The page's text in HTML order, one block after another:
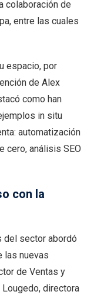
colaboración de
entre las cuales
espacio, por
de Alex
como han
in situ
automatización
cero, análisis SEO
con la
del sector abordó
las nuevas
de Ventas y
Lougedo, directora